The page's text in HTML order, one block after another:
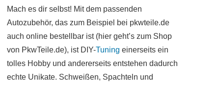
Mach es dir selbst! Mit dem passenden
Autozubehör, das zum Beispiel bei pkwteile.de
auch online bestellbar ist (hier geht’s zum Shop
von PkwTeile.de), ist DIY-Tuning einerseits ein
tolles Hobby und andererseits entstehen dadurch
echte Unikate. Schweißen, Spachteln und